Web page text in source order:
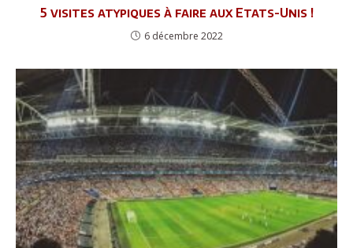
5 visites atypiques à faire aux Etats-Unis !
6 décembre 2022